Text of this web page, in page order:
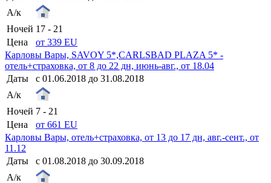
А/к
Ночей 17 - 21
Цена
от 339 EU
Карловы Вары, SAVOY 5*,CARLSBAD PLAZA 5* -
отель+страховка, от 8 до 22 дн, июнь-авг., от 18.04
Даты
с 01.06.2018 до 31.08.2018
А/к
Ночей 7 - 21
Цена
от 661 EU
Карловы Вары, отель+страховка, от 13 до 17 дн, авг.-сент., от
11.12
Даты
с 01.08.2018 до 30.09.2018
А/к